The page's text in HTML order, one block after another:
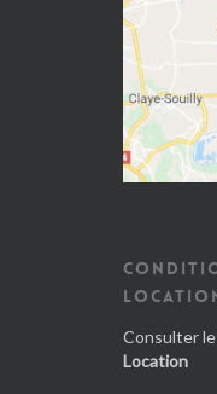
Consulter
Location